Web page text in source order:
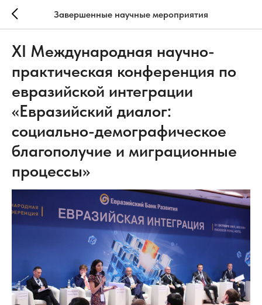
Завершенные научные мероприятия
XI Международная научно-
практическая конференция по
евразийской интеграции
«Евразийский диалог:
социально-демографическое
благополучие и миграционные
процессы»